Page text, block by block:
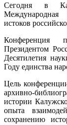
Сегодня в
Международная
истоков
Конференция
Президентом
Десятилетия
Году единства
Цель
архивно-
истории
опыта
сохранению